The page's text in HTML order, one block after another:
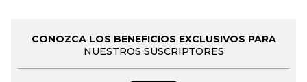
CONOZCA LOS BENEFICIOS EXCLUSIVOS PARA
NUESTROS SUSCRIPTORES